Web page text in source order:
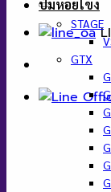
ปั๊มหอยโข่ง
STAGE
GTX